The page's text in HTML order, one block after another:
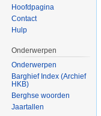
Hoofdpagina
Contact
Hulp
Onderwerpen
Onderwerpen
Barghief Index (Archief
HKB)
Berghse woorden
Jaartallen